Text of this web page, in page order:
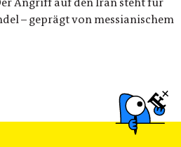
– geprägt von messianischem